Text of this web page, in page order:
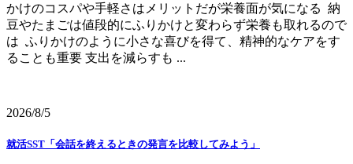
かけのコスパや手軽さはメリットだが栄養面が気になる 納
豆やたまごは値段的にふりかけと変わらず栄養も取れるので
は ふりかけのように小さな喜びを得て、精神的なケアをす
ることも重要 支出を減らすも ...
2026/8/5
就活SST「会話を終えるときの発言を比較してみよう」